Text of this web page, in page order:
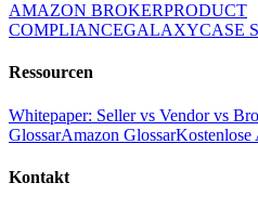
AMAZON BROKERPRODUCT
COMPLIANCEGALAXYCASE
Ressourcen
Whitepaper: Seller vs Vendor vs
GlossarAmazon GlossarKostenlose
Kontakt